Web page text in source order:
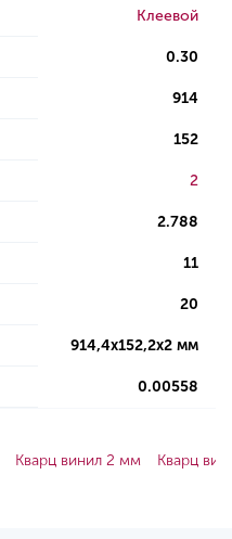
Клеевой
0.30
914
152
2
2.788
11
20
914,4х152,2х2 мм
0.00558
Кварц винил 2 мм Кварц